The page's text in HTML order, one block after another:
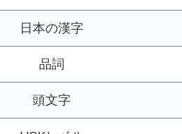
日本の漢字
品詞
頭文字